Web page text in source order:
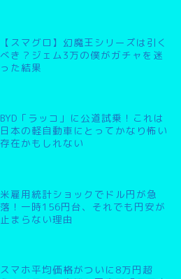
【スマグロ】幻魔王シリーズは引く
べき？ジェム3万の僕がガチャを迷
った結果
BYD「ラッコ」に公道試乗！これは
日本の軽自動車にとってかなり怖い
存在かもしれない
米雇用統計ショックでドル円が急
落！一時156円台、それでも円安が
止まらない理由
スマホ平均価格がついに8万円超